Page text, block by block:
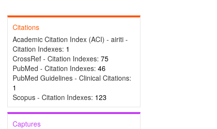
Citations
Academic Citation Index (ACI) - airiti -
Citation Indexes: 1
CrossRef - Citation Indexes: 75
PubMed - Citation Indexes: 46
PubMed Guidelines - Clinical Citations:
1
Scopus - Citation Indexes: 123
Captures